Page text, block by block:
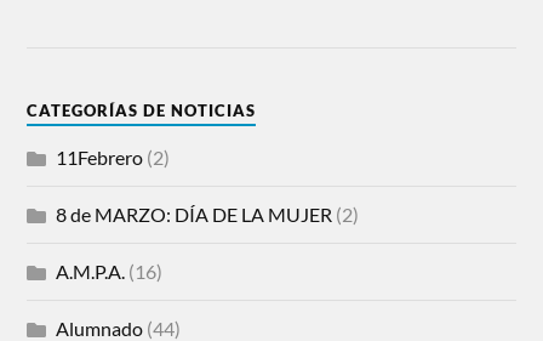
CATEGORÍAS DE NOTICIAS
11Febrero (2)
8 de MARZO: DÍA DE LA MUJER (2)
A.M.P.A. (16)
Alumnado (44)